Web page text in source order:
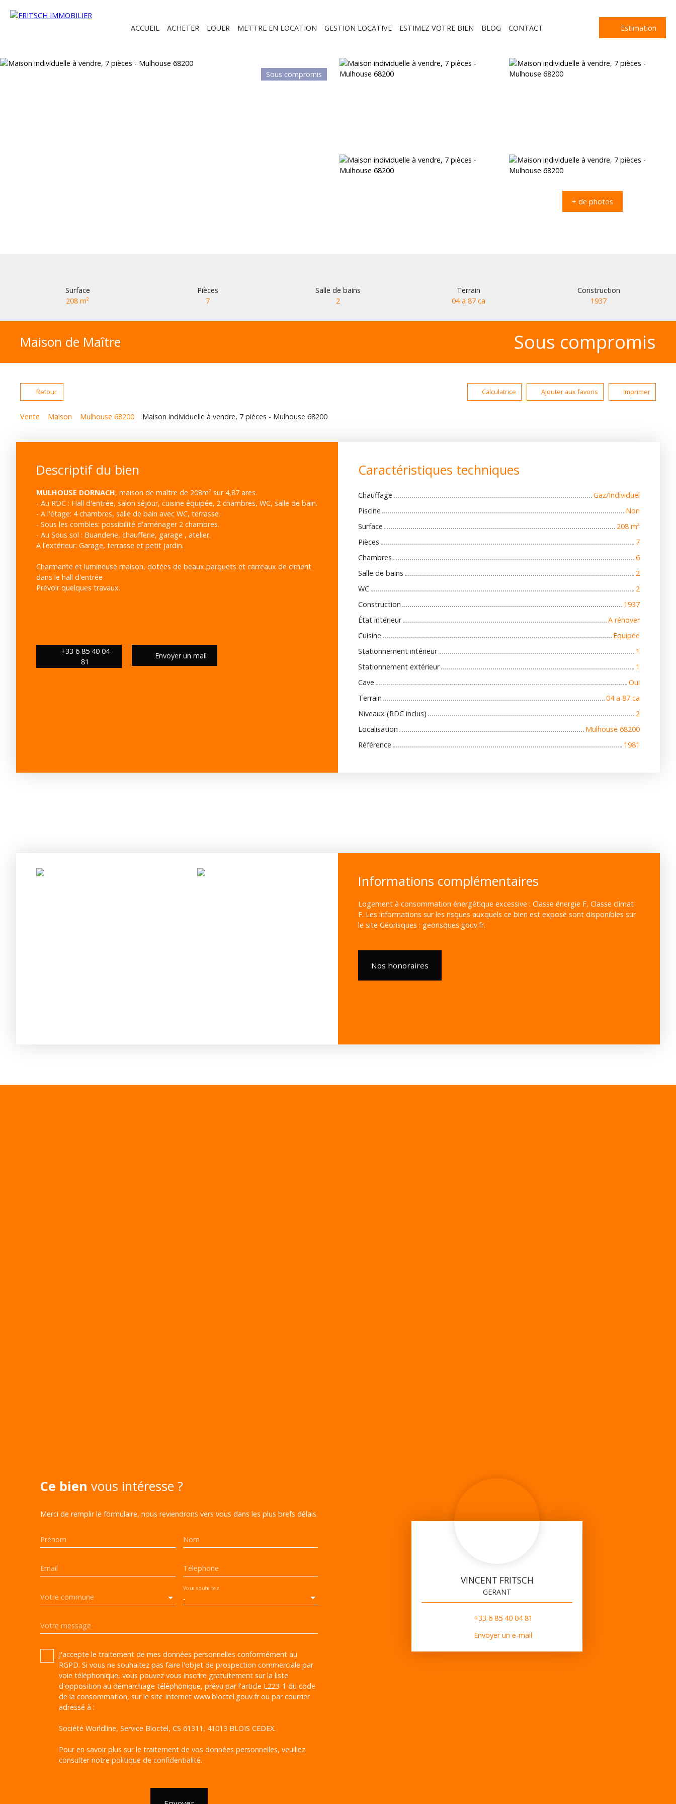
ACCUEIL ACHETER LOUER METTRE EN LOCATION GESTION LOCATIVE ESTIMEZ VOTRE BIEN BLOG CONTACT Estimation
Sous compromis
+ de photos
Surface
208 m²
Pièces
7
Salle de bains
2
Terrain
04 a 87 ca
Construction
1937
Maison de Maître Sous compromis
Retour Calculatrice Ajouter aux favoris Imprimer
Vente Maison Mulhouse 68200 Maison individuelle à vendre, 7 pièces - Mulhouse 68200
Descriptif du bien
MULHOUSE DORNACH, maison de maître de 208m² sur 4,87 ares.
- Au RDC : Hall d'entrée, salon séjour, cuisine équipée, 2 chambres, WC, salle de bain.
- A l'étage: 4 chambres, salle de bain avec WC, terrasse.
- Sous les combles: possibilité d'aménager 2 chambres.
- Au Sous sol : Buanderie, chaufferie, garage , atelier.
A l'extérieur: Garage, terrasse et petit jardin.
Charmante et lumineuse maison, dotées de beaux parquets et carreaux de ciment
dans le hall d'entrée
Prévoir quelques travaux.
+33 6 85 40 04
81
Envoyer un mail
Caractéristiques techniques
Chauffage
Gaz/Individuel
Piscine
Non
Surface
208 m²
Pièces
7
Chambres
6
Salle de bains
2
WC
2
Construction
1937
État intérieur
A rénover
Cuisine
Equipée
Stationnement intérieur
1
Stationnement extérieur
1
Cave
Oui
Terrain
04 a 87 ca
Niveaux (RDC inclus)
2
Localisation
Mulhouse 68200
Référence
1981
Informations complémentaires
Logement à consommation énergétique excessive : Classe énergie F, Classe climat
F. Les informations sur les risques auxquels ce bien est exposé sont disponibles sur
le site Géorisques : georisques.gouv.fr.
Nos honoraires
Ce bien vous intéresse ?
Merci de remplir le formulaire, nous reviendrons vers vous dans les plus brefs délais.
Prénom Nom
Email Téléphone
Votre commune -
Vous souhaitez
Votre message
J'accepte le traitement de mes données personnelles conformément au
RGPD. Si vous ne souhaitez pas faire l'objet de prospection commerciale par
voie téléphonique, vous pouvez vous inscrire gratuitement sur la liste
d'opposition au démarchage téléphonique, prévu par l'article L223-1 du code
de la consommation, sur le site Internet www.bloctel.gouv.fr ou par courrier
adressé à :
Société Worldline, Service Bloctel, CS 61311, 41013 BLOIS CEDEX.
Pour en savoir plus sur le traitement de vos données personnelles, veuillez
consulter notre politique de confidentialité.
VINCENT FRITSCH
GERANT
+33 6 85 40 04 81
Envoyer un e-mail